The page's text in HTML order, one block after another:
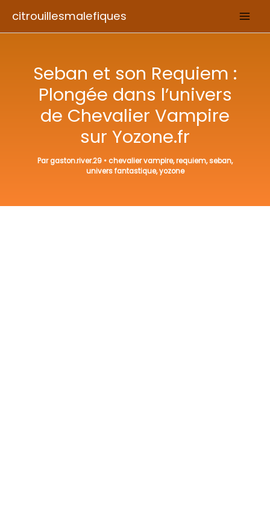
citrouillesmalefiques
Seban et son Requiem :
Plongée dans l’univers
de Chevalier Vampire
sur Yozone.fr
Pargaston.river.29 • chevalier vampire,requiem,seban,
univers fantastique,yozone